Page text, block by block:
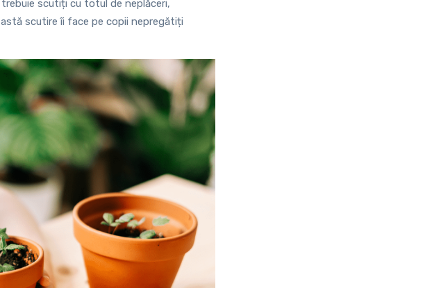
trebuie scutiți cu totul de neplăceri,
scutire îi face pe copii nepregătiți